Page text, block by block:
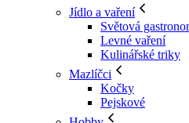
Jídlo a vaření
Světová
Levné vaření
Kulinářské triky
Mazlíčci
Kočky
Pejskové